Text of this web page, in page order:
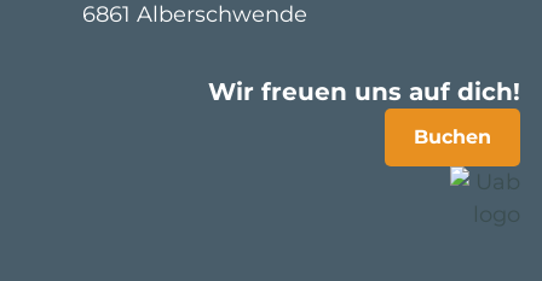
6861 Alberschwende
Wir freuen uns auf dich!
Buchen